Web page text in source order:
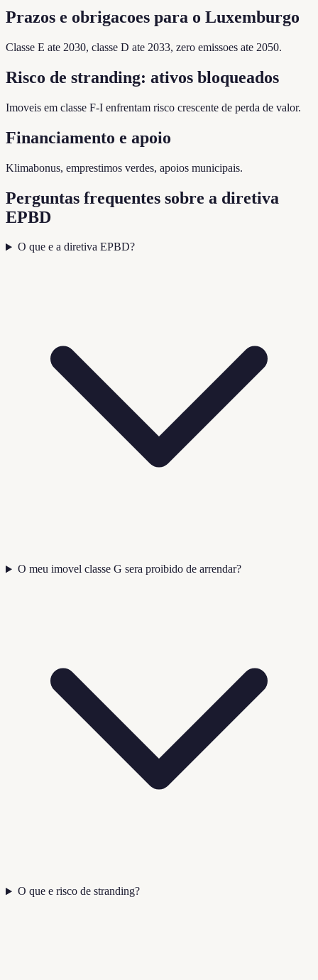
Prazos e obrigacoes para o Luxemburgo
Classe E ate 2030, classe D ate 2033, zero emissoes ate 2050.
Risco de stranding: ativos bloqueados
Imoveis em classe F-I enfrentam risco crescente de perda de valor.
Financiamento e apoio
Klimabonus, emprestimos verdes, apoios municipais.
Perguntas frequentes sobre a diretiva
EPBD
O que e a diretiva EPBD?
O meu imovel classe G sera proibido de arrendar?
O que e risco de stranding?